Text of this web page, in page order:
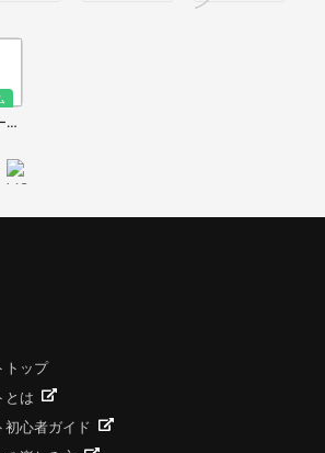
サイバーパンク徳
トップ
とは
初心者ガイド